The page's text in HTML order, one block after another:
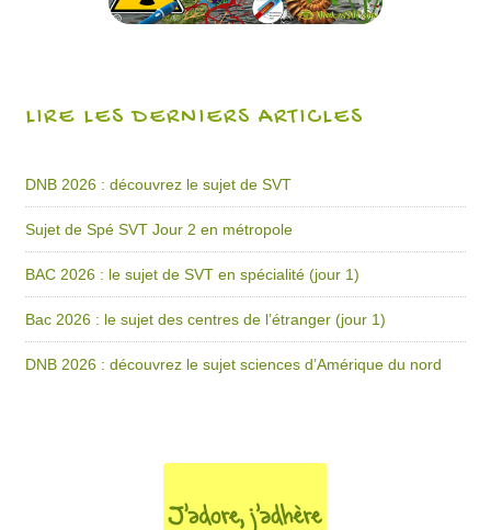
LIRE LES DERNIERS ARTICLES
DNB 2026 : découvrez le sujet de SVT
Sujet de Spé SVT Jour 2 en métropole
BAC 2026 : le sujet de SVT en spécialité (jour 1)
Bac 2026 : le sujet des centres de l’étranger (jour 1)
DNB 2026 : découvrez le sujet sciences d’Amérique du nord